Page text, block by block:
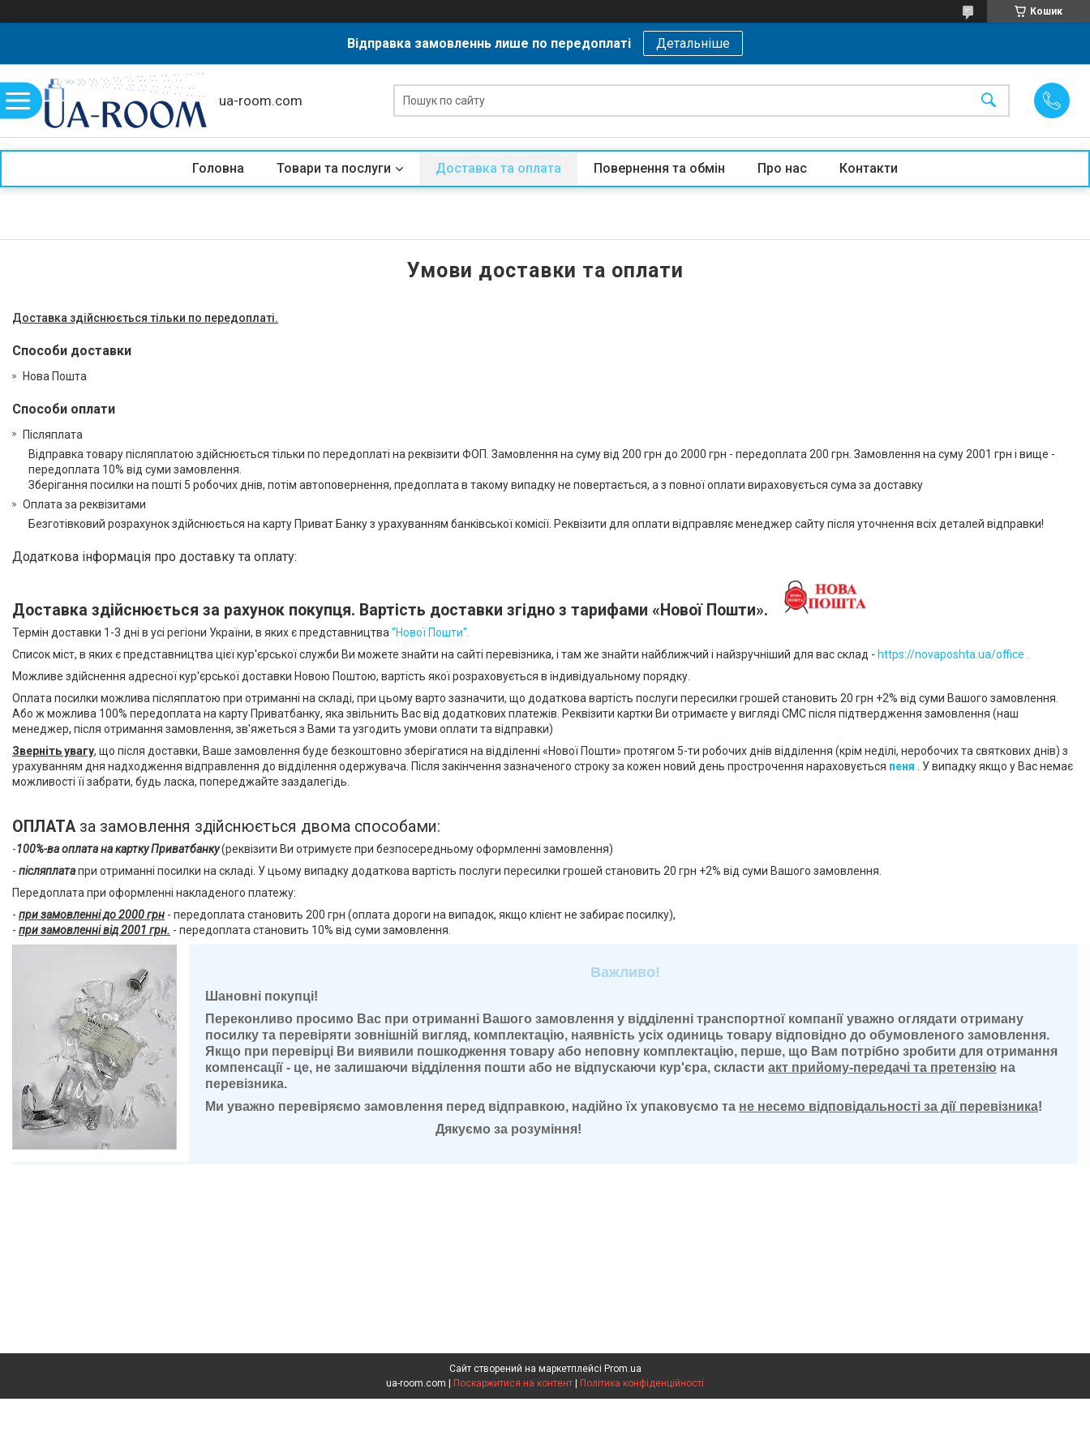
Кошик
Відправка замовленнь лише по передоплаті Детальніше
ua-room.com
Головна Товари та послуги Доставка та оплата Повернення та обмін Про нас Контакти
Умови доставки та оплати
Доставка здійснюється тільки по передоплаті.
Способи доставки
Нова Пошта
Способи оплати
Післяплата
Відправка товару післяплатою здійснюється тільки по передоплаті на реквізити ФОП. Замовлення на суму від 200 грн до 2000 грн - передоплата 200 грн. Замовлення на суму 2001 грн і вище -
передоплата 10% від суми замовлення.
Зберігання посилки на пошті 5 робочих днів, потім автоповернення, предоплата в такому випадку не повертається, а з повної оплати вираховується сума за доставку
Оплата за реквізитами
Безготівковий розрахунок здійснюється на карту Приват Банку з урахуванням банківської комісії. Реквізити для оплати відправляє менеджер сайту після уточнення всіх деталей відправки!
Доставка здійснюється за рахунок покупця. Вартість доставки згідно з тарифами «Нової Пошти».
Термін доставки 1-3 дні в усі регіони України, в яких є представництва"Нової Пошти".
Список міст, в яких є представництва цієї кур'єрської служби Ви можете знайти на сайті перевізника, і там же знайти найближчий і найзручніший для вас склад - https://novaposhta.ua/office .
Можливе здійснення адресної кур'єрської доставки Новою Поштою, вартість якої розраховується в індивідуальному порядку.
Оплата посилки можлива післяплатою при отриманні на складі, при цьому варто зазначити, що додаткова вартість послуги пересилки грошей становить 20 грн +2% від суми Вашого замовлення.
Або ж можлива 100% передоплата на карту Приватбанку, яка звільнить Вас від додаткових платежів. Реквізити картки Ви отримаєте у вигляді СМС після підтвердження замовлення (наш
менеджер, після отримання замовлення, зв'яжеться з Вами та узгодить умови оплати та відправки)
Зверніть увагу, що після доставки, Ваше замовлення буде безкоштовно зберігатися на відділенні «Нової Пошти» протягом 5-ти робочих днів відділення (крім неділі, неробочих та святкових днів) з
урахуванням дня надходження відправлення до відділення одержувача. Після закінчення зазначеного строку за кожен новий день прострочення нараховується пеня . У випадку якщо у Вас немає
можливості її забрати, будь ласка, попереджайте заздалегідь.
ОПЛАТА за замовлення здійснюється двома способами:
-100%-ва оплата на картку Приватбанку(реквізити Ви отримуєте при безпосередньому оформленні замовлення)
- післяплатапри отриманні посилки на складі. У цьому випадку додаткова вартість послуги пересилки грошей становить 20 грн +2% від суми Вашого замовлення.
Передоплата при оформленні накладеного платежу:
- при замовленні до 2000 грн - передоплата становить 200 грн (оплата дороги на випадок, якщо клієнт не забирає посилку),
- при замовленні від 2001 грн. - передоплата становить 10% від суми замовлення.
Важливо!
Шановні покупці!
Переконливо просимо Вас при отриманні Вашого замовлення у відділенні транспортної компанії уважно оглядати отриману
посилку та перевіряти зовнішній вигляд, комплектацію, наявність усіх одиниць товару відповідно до обумовленого замовлення.
Якщо при перевірці Ви виявили пошкодження товару або неповну комплектацію, перше, що Вам потрібно зробити для отримання
компенсації - це, не залишаючи відділення пошти або не відпускаючи кур'єра, скласти акт прийому-передачі та претензію на
перевізника.
Ми уважно перевіряємо замовлення перед відправкою, надійно їх упаковуємо та не несемо відповідальності за дії перевізника!
Дякуємо за розуміння!
Сайт створений на маркетплейсі Prom.ua
Поскаржитися на контент Політика конфіденційності